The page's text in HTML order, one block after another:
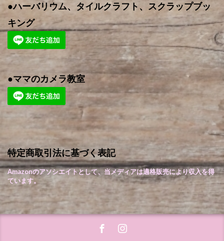
●ハーバリウム、タイルクラフト、スクラップブッ
キング
●ママのカメラ教室
特定商取引法に基づく表記
Amazonのアソシエイトとして、当メディアは適格販売により収入を得
ています。